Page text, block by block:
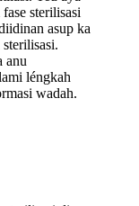
sterilisasi
asup ka
anu
léngkah
wadah.